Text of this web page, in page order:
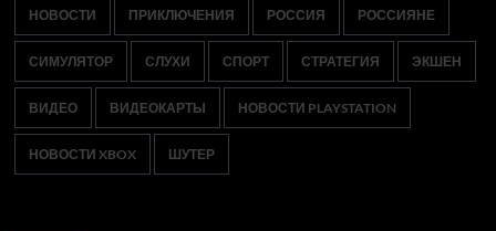
НОВОСТИ ПРИКЛЮЧЕНИЯ РОССИЯ РОССИЯНЕ
СИМУЛЯТОР СЛУХИ СПОРТ СТРАТЕГИЯ ЭКШЕН
ВИДЕО ВИДЕОКАРТЫ НОВОСТИ PLAYSTATION
НОВОСТИ XBOX ШУТЕР